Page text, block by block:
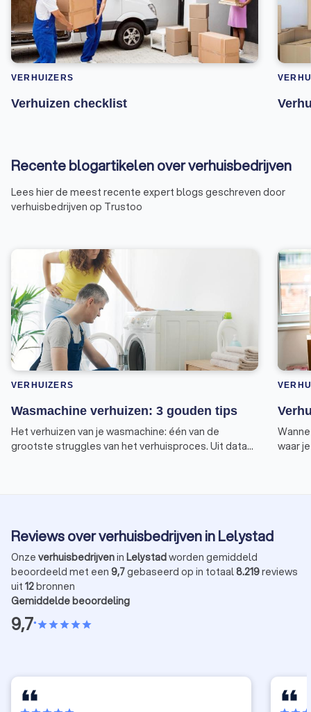
VERHUIZERS
Verhuizen checklist
Recente blogartikelen over verhuisbedrijven
Lees hier de meest recente expert blogs geschreven door
verhuisbedrijven op Trustoo
VERHUIZERS
Wasmachine verhuizen: 3 gouden tips
Het verhuizen van je wasmachine: één van de
grootste struggles van het verhuisproces. Uit data
binnen) tillen. Maar hoe doe je dat met een zwaar en
technisch huis accessoire, zoals een wasmachine?
We geven je 3 gouden tips!
waar
Reviews over verhuisbedrijven in Lelystad
Onze verhuisbedrijvenin Lelystadworden gemiddeld
beoordeeld met een 9,7gebaseerd op in totaal8.219reviews
uit 12bronnen
Gemiddelde beoordeling
9,7•starstarstarstarstar